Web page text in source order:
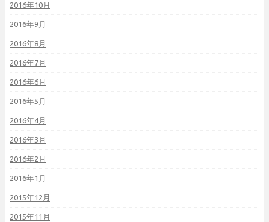
2016年10月
2016年9月
2016年8月
2016年7月
2016年6月
2016年5月
2016年4月
2016年3月
2016年2月
2016年1月
2015年12月
2015年11月